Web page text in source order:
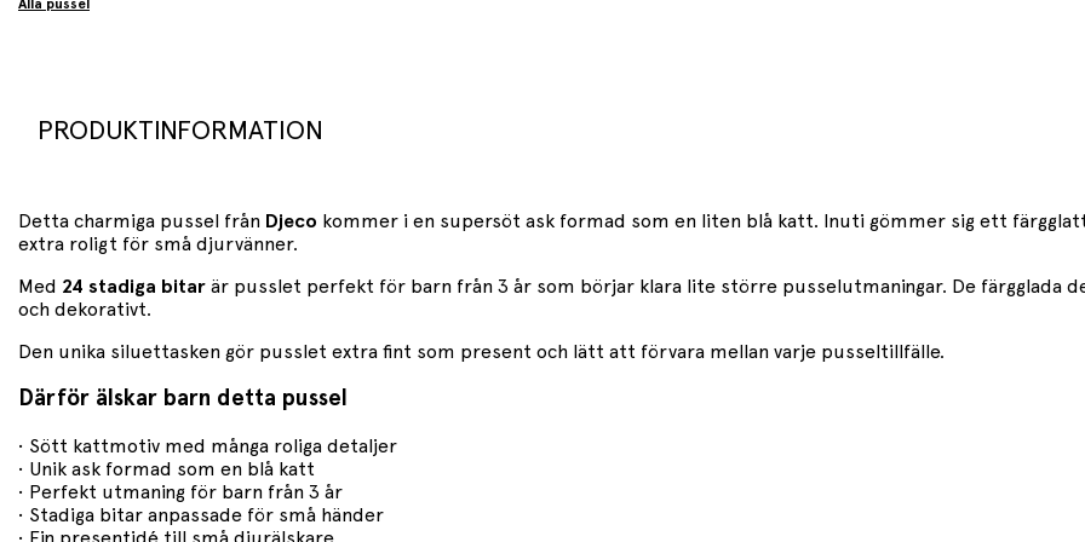
Alla pussel
PRODUKTINFORMATION
Detta charmiga pussel från Djeco kommer i en supersöt ask formad som en liten blå katt. Inuti gömmer sig ett
extra roligt för små djurvänner.
Med 24 stadiga bitar är pusslet perfekt för barn från 3 år som börjar klara lite större pusselutmaningar. De färgglada
och dekorativt.
Den unika siluettasken gör pusslet extra fint som present och lätt att förvara mellan varje pusseltillfälle.
Därför älskar barn detta pussel
• Sött kattmotiv med många roliga detaljer
• Unik ask formad som en blå katt
• Perfekt utmaning för barn från 3 år
• Stadiga bitar anpassade för små händer